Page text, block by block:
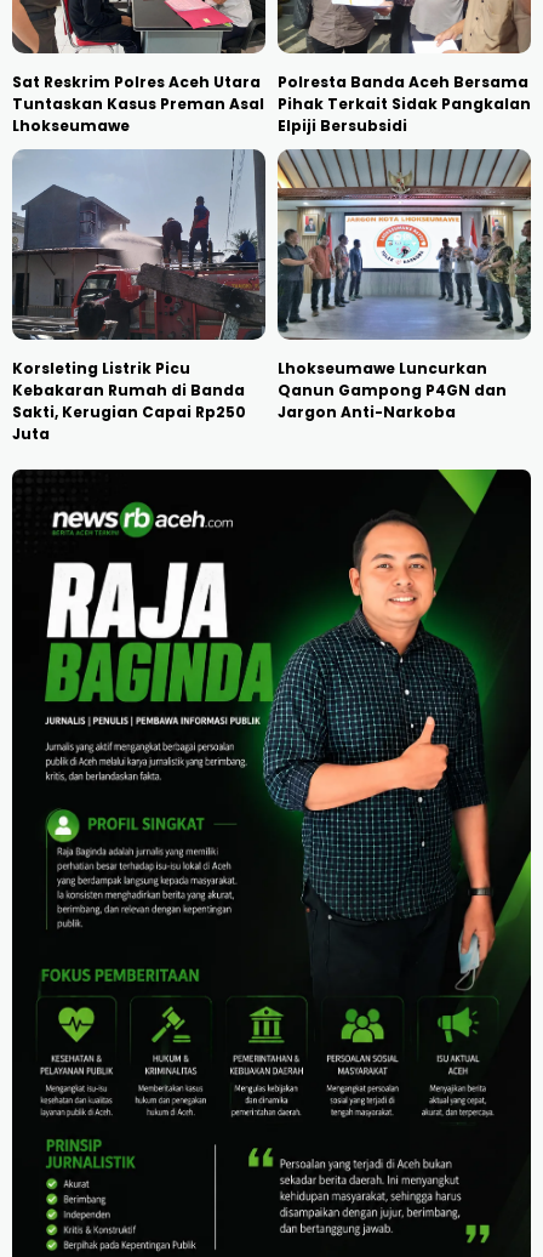
Sat Reskrim Polres Aceh Utara
Tuntaskan Kasus Preman Asal
Lhokseumawe
Polresta Banda Aceh Bersama
Pihak Terkait Sidak Pangkalan
Elpiji Bersubsidi
Korsleting Listrik Picu
Kebakaran Rumah di Banda
Sakti, Kerugian Capai Rp250
Juta
Lhokseumawe Luncurkan
Qanun Gampong P4GN dan
Jargon Anti-Narkoba